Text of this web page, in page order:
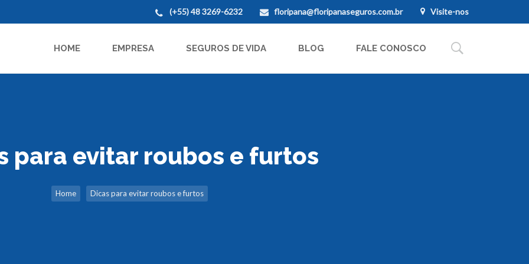
(+55) 48 3269-6232 floripana@floripanaseguros.com.br Visite-nos
HOME EMPRESA SEGUROS DE VIDA BLOG FALE CONOSCO
para evitar roubos e furtos
Home Dicas para evitar roubos e furtos